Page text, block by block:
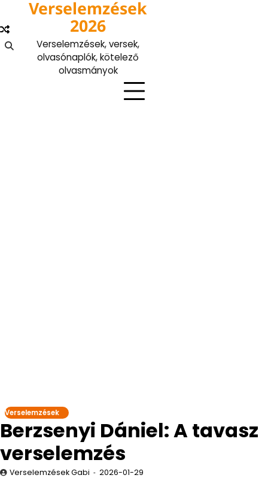
content
Verselemzések
2026
Verselemzések, versek,
olvasónaplók, kötelező
olvasmányok
Verselemzések
Berzsenyi Dániel: A tavasz
verselemzés
Verselemzések Gabi 2026-01-29